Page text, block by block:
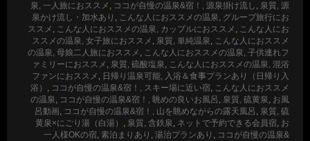
泉, 一人旅におススメ , ココが自慢の温泉&宿！, 源泉掛け流し , 泉質, 源
泉かけ流し・加水あり , こんな人におススメの温泉, グループ旅行にお
ススメ , こんな人におススメの温泉, カップルにおススメ , こんな人にお
ススメの温泉, 女子旅におススメ , 泉質, 単純温泉, こんな人におススメ
の温泉, 母娘二人旅におススメ , こんな人におススメの温泉, 子供連れフ
ァミリーにおススメ , 泉質, 硫酸塩泉, こんな人におススメの温泉, 混浴
ファンにおススメ , 日帰り温泉可能, 入浴＆食事プランあり（日帰り入
浴） , ココが自慢の温泉&宿！, スキー場に近い宿, こんな人におススメ
の温泉, ココが自慢の温泉&宿！, 眺めの良いお風呂 , 泉質, 硫黄泉, お風
呂動画, ココが自慢の温泉&宿！, 山を眺めながらの露天風呂 , 泉質, 硫
黄泉×にごり湯（白湯） , 泉質, 含鉄泉, ネットで予約できる会員宿, お
一人様OKの宿, 素泊まりあり , 湯治プランあり , ココが自慢の温泉&